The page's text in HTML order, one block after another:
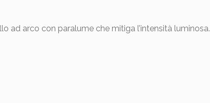
ad arco con paralume che mitiga l’intensità luminosa.